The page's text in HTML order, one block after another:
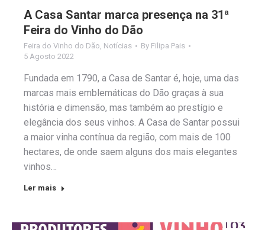
A Casa Santar marca presença na 31ª
Feira do Vinho do Dão
Feira do Vinho do Dão, Notícias By Filipa Pais
5 Agosto 2022
Fundada em 1790, a Casa de Santar é, hoje, uma das
marcas mais emblemáticas do Dão graças à sua
história e dimensão, mas também ao prestígio e
elegância dos seus vinhos. A Casa de Santar possui
a maior vinha contínua da região, com mais de 100
hectares, de onde saem alguns dos mais elegantes
vinhos…
Ler mais